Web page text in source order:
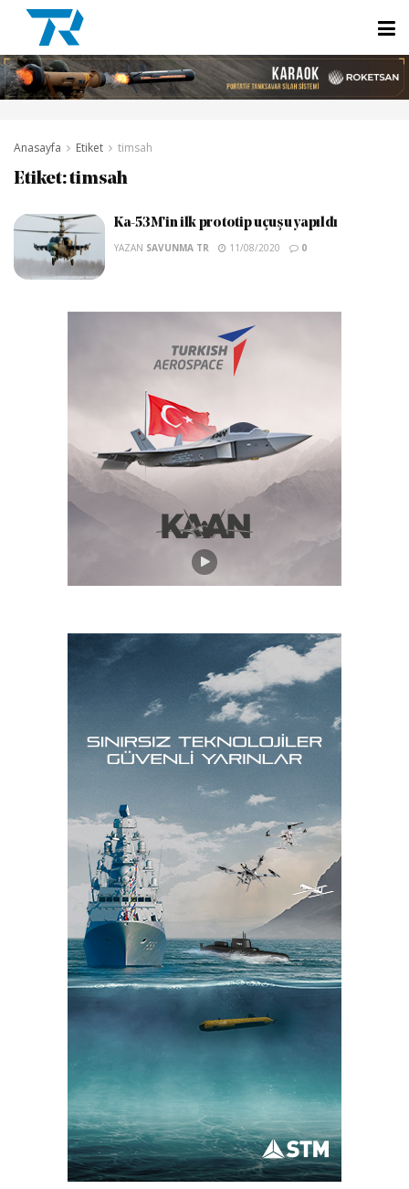
Anasayfa Etiket timsah
Etiket:timsah
Ka-53M’in ilk prototip uçuşu yapıldı
YAZAN SAVUNMA TR 11/08/2020 0